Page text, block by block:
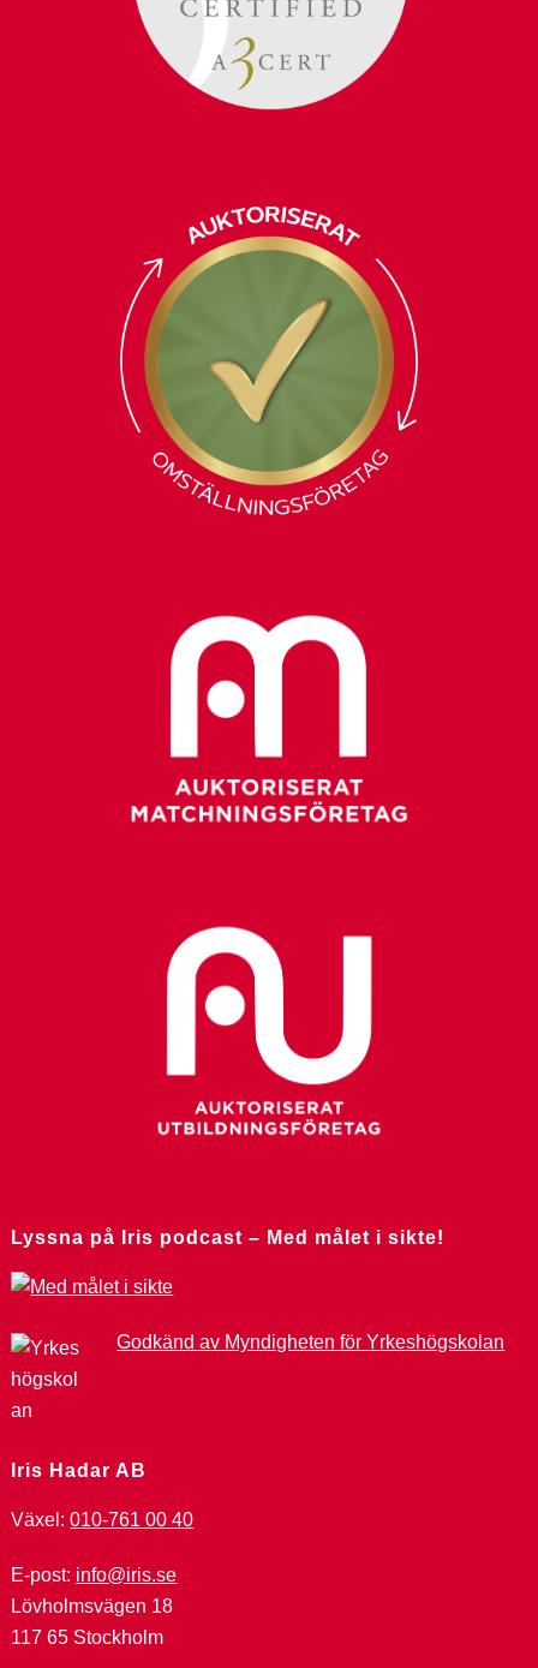
Lyssna på Iris podcast – Med målet i sikte!
Godkänd av Myndigheten för Yrkeshögskolan
Iris Hadar AB
Växel:010-761 00 40
E-post: info@iris.se
Lövholmsvägen 18
117 65 Stockholm